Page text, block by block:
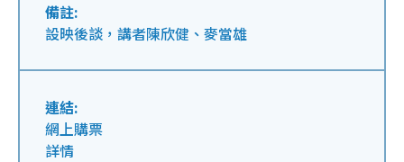
備註:
設映後談，講者陳欣健、麥當雄
連結:
網上購票
詳情